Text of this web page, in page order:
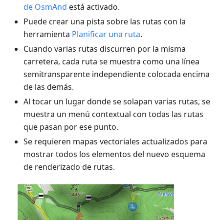
de OsmAnd está activado.
Puede crear una pista sobre las rutas con la
herramienta Planificar una ruta.
Cuando varias rutas discurren por la misma
carretera, cada ruta se muestra como una línea
semitransparente independiente colocada encima
de las demás.
Al tocar un lugar donde se solapan varias rutas, se
muestra un menú contextual con todas las rutas
que pasan por ese punto.
Se requieren mapas vectoriales actualizados para
mostrar todos los elementos del nuevo esquema
de renderizado de rutas.